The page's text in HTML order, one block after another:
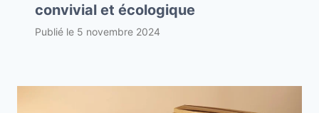
convivial et écologique
Publié le 5 novembre 2024